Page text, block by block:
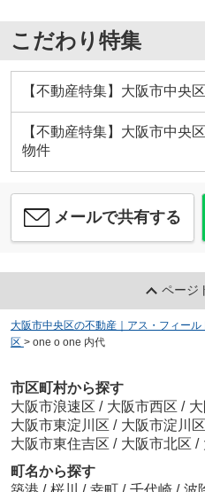
こだわり特集
【不動産特集】大阪市中央
【不動産特集】大阪市中央
物件
メールで共有する
ページ
大阪市中央区の不動産｜アス・フィール
区 > one o one 内代
市区町村から探す
大阪市浪速区 / 大阪市西区 /
大阪市東淀川区 / 大阪市淀川区
大阪市東住吉区 / 大阪市北区 /
町名から探す